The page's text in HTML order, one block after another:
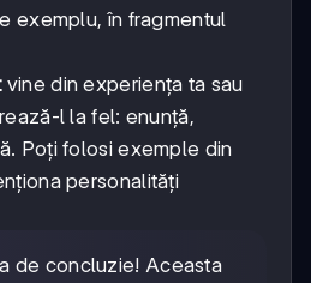
exemplu, în fragmentul
vine din experiența ta sau
l la fel: enunță,
Poți folosi exemple din
personalități
de concluzie! Aceasta